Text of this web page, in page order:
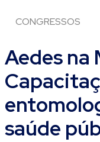
CONGRESSOS
Aedes na
saúde